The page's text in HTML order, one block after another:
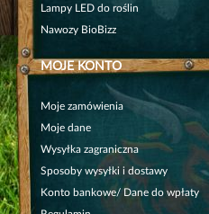
Lampy LED do roślin
Nawozy BioBizz
MOJE KONTO
Moje zamówienia
Moje dane
Wysyłka zagraniczna
Sposoby wysyłki i dostawy
Konto bankowe/ Dane do wpłaty